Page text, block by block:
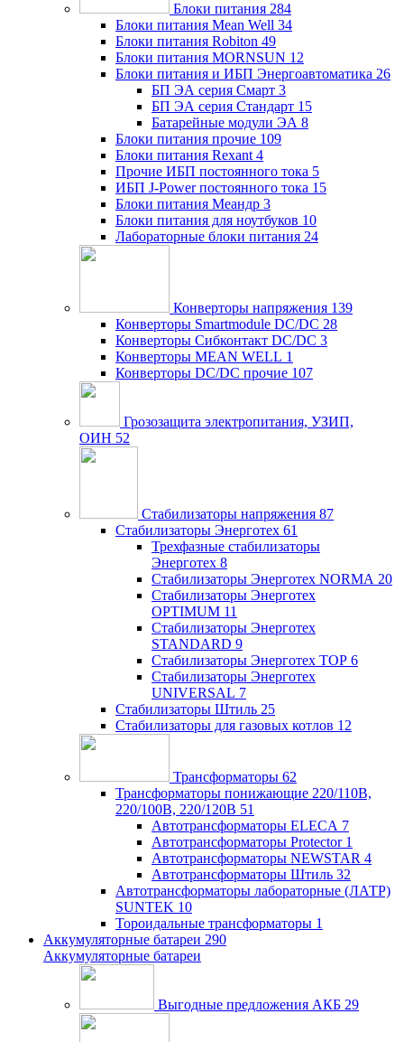
Блоки питания 284
Блоки питания Mean Well 34
Блоки питания Robiton 49
Блоки питания MORNSUN 12
Блоки питания и ИБП Энергоавтоматика 26
БП ЭА серия Смарт 3
БП ЭА серия Стандарт 15
Батарейные модули ЭА 8
Блоки питания прочие 109
Блоки питания Rexant 4
Прочие ИБП постоянного тока 5
ИБП J-Power постоянного тока 15
Блоки питания Меандр 3
Блоки питания для ноутбуков 10
Лабораторные блоки питания 24
Конверторы напряжения 139
Конверторы Smartmodule DC/DC 28
Конверторы Сибконтакт DC/DC 3
Конверторы MEAN WELL 1
Конверторы DC/DC прочие 107
Грозозащита электропитания, УЗИП,
ОИН 52
Стабилизаторы напряжения 87
Стабилизаторы Энерготех 61
Трехфазные стабилизаторы
Энерготех 8
Стабилизаторы Энерготех NORMA 20
Стабилизаторы Энерготех
OPTIMUM 11
Стабилизаторы Энерготех
STANDARD 9
Стабилизаторы Энерготех TOP 6
Стабилизаторы Энерготех
UNIVERSAL 7
Стабилизаторы Штиль 25
Стабилизаторы для газовых котлов 12
Трансформаторы 62
Трансформаторы понижающие 220/110В,
220/100В, 220/120В 51
Автотрансформаторы ELECA 7
Автотрансформаторы Protector 1
Автотрансформаторы NEWSTAR 4
Автотрансформаторы Штиль 32
Автотрансформаторы лабораторные (ЛАТР)
SUNTEK 10
Тороидальные трансформаторы 1
Аккумуляторные батареи 290
Аккумуляторные батареи
Выгодные предложения АКБ 29